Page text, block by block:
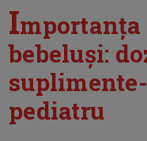
I
bebeluși:
pediatru